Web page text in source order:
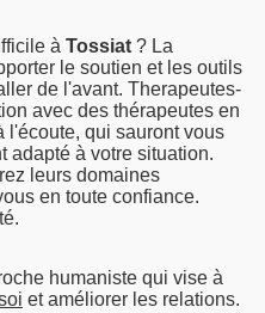
à Tossiat ? La
le soutien et les outils
de l'avant. Therapeutes-
avec des thérapeutes en
l'écoute, qui sauront vous
adapté à votre situation.
leurs domaines
en toute confiance.
humaniste qui vise à
et améliorer les relations.